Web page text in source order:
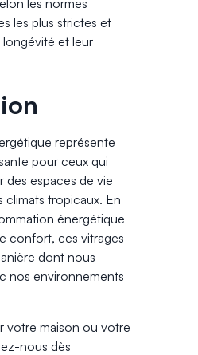
les plus strictes et
longévité et leur
représente
pour ceux qui
des espaces de vie
climats tropicaux. En
énergétique
confort, ces vitrages
dont nous
nos environnements
votre maison ou votre
nous dès